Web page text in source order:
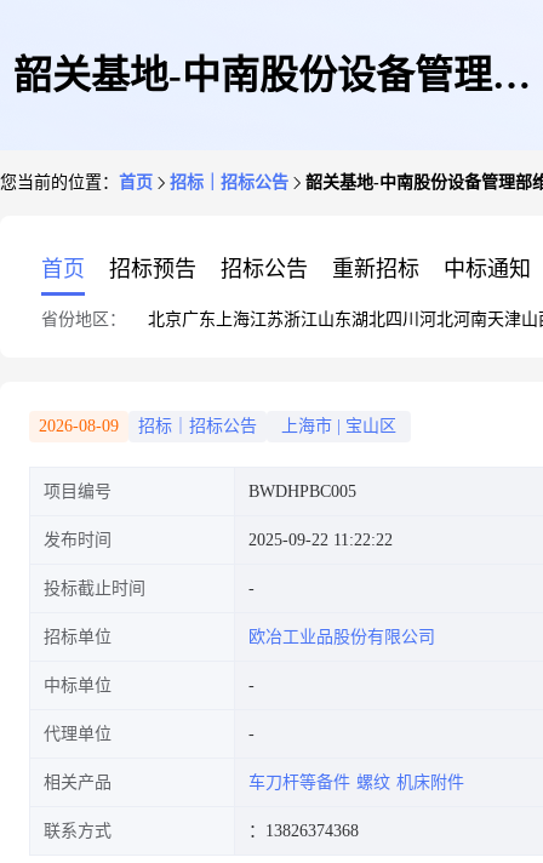
韶关基地-中南股份设备管理部
工)联系电话:13826374368采购
公告(欧冶工业品采购组织)
您当前的位置： 首页 招标｜招标公告 韶关基地-中南股份设备管理部
首页 招标预告 招标公告 重新招标 中标通知
省份地区： 北京广东 上海江苏浙江山东湖北四川 河北河南天津山
2026-08-09 招标｜招标公告 上海市 宝山区
项目编号 BWDHPBC005
发布时间 2025-09-22 11:22:22
投标截止时间
招标单位 欧冶工业品股份有限公司
中标单位
代理单位
相关产品 车刀杆等备件 螺纹 机床附件
联系方式 ：13826374368